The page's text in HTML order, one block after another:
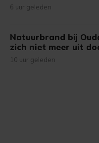
6 uur geleden
Natuurbrand bij
zich niet meer uit
10 uur geleden